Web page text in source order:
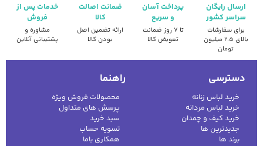
ارسال رایگان
سراسر کشور
برای سفارشات
بالای ۲.۵ میلیون
تومان
پرداخت آسان
و سریع
تا ۷ روز ضمانت
تعویض کالا
ضمانت اصالت
کالا
ارائه تضمین اصل
بودن کالا
خدمات پس از
فروش
مشاوره و
پشتیبانی آنلاین
دسترسی
خرید لباس زنانه
خرید لباس مردانه
خرید کیف و چمدان
جدیدترین ها
برند ها
راهنما
محصولات فروش ویژه
پرسش های متداول
سبد خرید
تسویه حساب
همکاری باما